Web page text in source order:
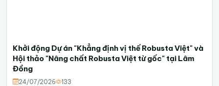
Khởi động Dự án "Khẳng định vị thế Robusta Việt" và
Hội thảo "Nâng chất Robusta Việt từ gốc" tại Lâm
Đồng
24/07/2026 133